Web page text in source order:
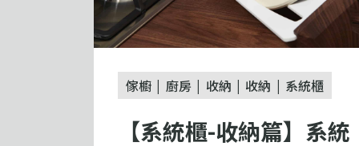
傢櫥 廚房 收納 收納 系統櫃
【系統櫃-收納篇】系統